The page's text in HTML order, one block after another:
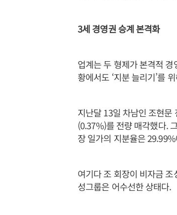
3세 경영권 승계 본격화
업계는 두 형제가 본격적
황에서도 ‘지분 늘리기’를
지난달 13일 차남인 조현문
(0.37%)를 전량 매각했다.
장 일가의 지분율은
여기다 조 회장이 비자금
성그룹은 어수선한 상태다.